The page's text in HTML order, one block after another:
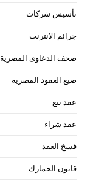
تأسيس شركات
جرائم الانترنت
صحف الدعاوى المصرية
صيغ العقود المصرية
عقد بيع
عقد شراء
فسخ العقد
قانون الجمارك